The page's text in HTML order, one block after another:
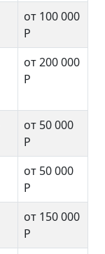
от 100 000
Р
от 200 000
Р
от 50 000
Р
от 50 000
Р
от 150 000
Р